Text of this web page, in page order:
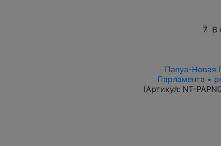
7 В
Папуа-Новая
Парламента •
(Артикул: NT-